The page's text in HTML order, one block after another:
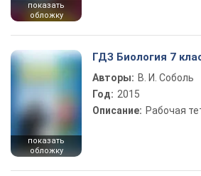
показать
обложку
показать
обложку
ГДЗ Биология 7
Авторы: В. И. Соболь
Год: 2015
Описание: Рабочая